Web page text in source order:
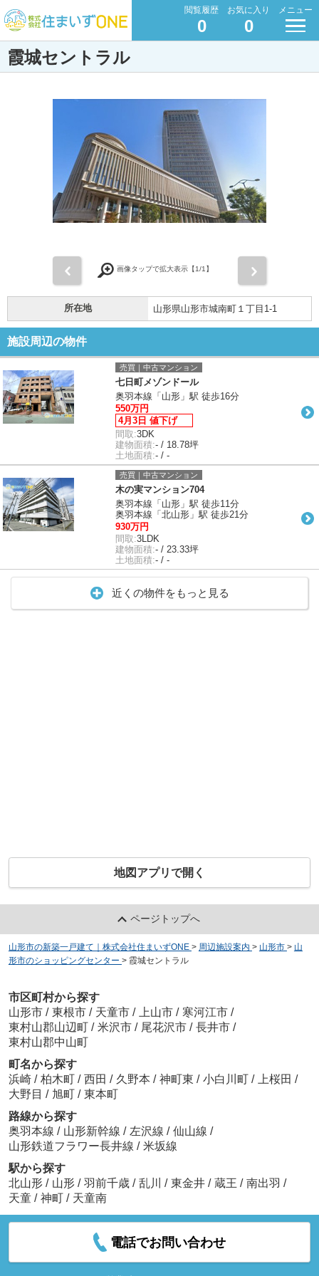
閲覧履歴
0
お気に入り
0
メニュー
霞城セントラル
画像タップで拡大表示【1/1】
所在地 山形県山形市城南町１丁目1-1
施設周辺の物件
売買｜中古マンション
七日町メゾンドール
奥羽本線「山形」駅 徒歩16分
550万円
4月3日 値下げ
間取:3DK
建物面積:- / 18.78坪
土地面積:- / -
売買｜中古マンション
木の実マンション704
奥羽本線「山形」駅 徒歩11分
奥羽本線「北山形」駅 徒歩21分
930万円
間取:3LDK
建物面積:- / 23.33坪
土地面積:- / -
近くの物件をもっと見る
地図アプリで開く
ページトップへ
山形市の新築一戸建て｜株式会社住まいずONE > 周辺施設案内 > 山形市 > 山
形市のショッピングセンター > 霞城セントラル
市区町村から探す
山形市 / 東根市 / 天童市 / 上山市 / 寒河江市 /
東村山郡山辺町 / 米沢市 / 尾花沢市 / 長井市 /
東村山郡中山町
町名から探す
浜崎 / 柏木町 / 西田 / 久野本 / 神町東 / 小白川町 / 上桜田 /
大野目 / 旭町 / 東本町
路線から探す
奥羽本線 / 山形新幹線 / 左沢線 / 仙山線 /
山形鉄道フラワー長井線 / 米坂線
駅から探す
北山形 / 山形 / 羽前千歳 / 乱川 / 東金井 / 蔵王 / 南出羽 /
天童 / 神町 / 天童南
電話でお問い合わせ